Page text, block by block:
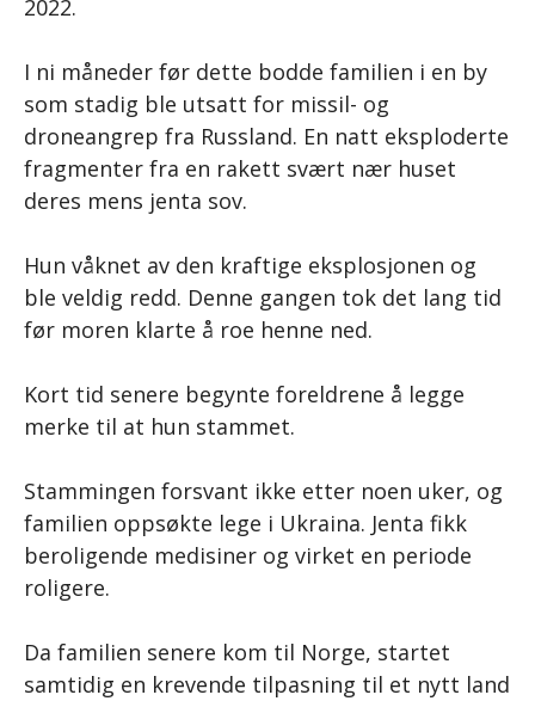
2022.
I ni måneder før dette bodde familien i en by
som stadig ble utsatt for missil- og
droneangrep fra Russland. En natt eksploderte
fragmenter fra en rakett svært nær huset
deres mens jenta sov.
Hun våknet av den kraftige eksplosjonen og
ble veldig redd. Denne gangen tok det lang tid
før moren klarte å roe henne ned.
Kort tid senere begynte foreldrene å legge
merke til at hun stammet.
Stammingen forsvant ikke etter noen uker, og
familien oppsøkte lege i Ukraina. Jenta fikk
beroligende medisiner og virket en periode
roligere.
Da familien senere kom til Norge, startet
samtidig en krevende tilpasning til et nytt land